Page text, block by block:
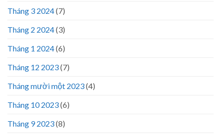
Tháng 3 2024(7)
Tháng 2 2024(3)
Tháng 1 2024(6)
Tháng 12 2023(7)
Tháng mười một 2023(4)
Tháng 10 2023(6)
Tháng 9 2023(8)